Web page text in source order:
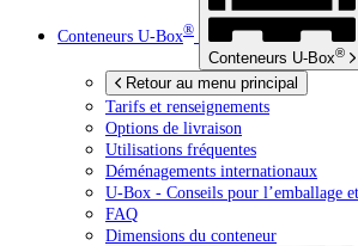
Conteneurs U-Box®
Conteneurs U-Box®
Retour au menu principal
Tarifs et renseignements
Options de livraison
Utilisations fréquentes
Déménagements internationaux
U-Box - Conseils pour l’emballage
FAQ
Dimensions du conteneur